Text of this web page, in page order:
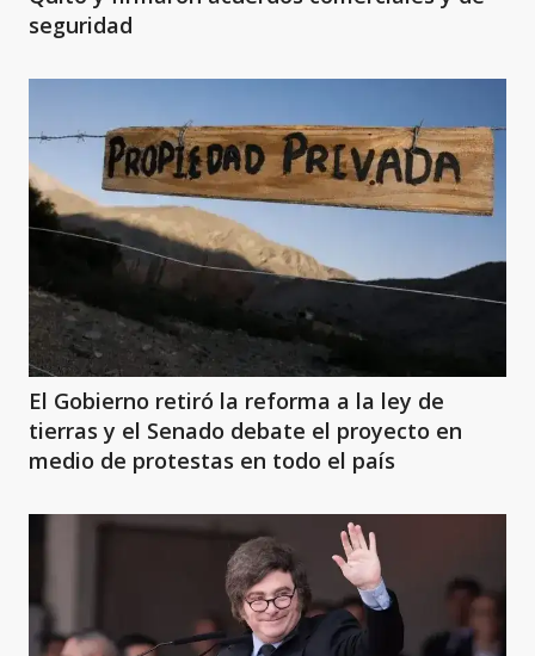
seguridad
El Gobierno retiró la reforma a la ley de
tierras y el Senado debate el proyecto en
medio de protestas en todo el país